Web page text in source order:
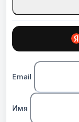
Email
Имя